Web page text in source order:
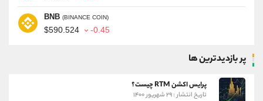
BNB (BINANCE COIN)
$590.524 -0.45
پر بازدیدترین ها
پرایس اکشن RTM چیست؟
تاریخ انتشار : ۲۹ شهریور ۱۴۰۰